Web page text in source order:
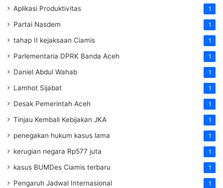
Aplikasi Produktivitas 1
Partai Nasdem 1
tahap II kejaksaan Ciamis 1
Parlementaria DPRK Banda Aceh 1
Daniel Abdul Wahab 1
Lamhot Sijabat 1
Desak Pemerintah Aceh 1
Tinjau Kembali Kebijakan JKA 1
penegakan hukum kasus lama 1
kerugian negara Rp577 juta 1
kasus BUMDes Ciamis terbaru 1
Pengaruh Jadwal Internasional 1